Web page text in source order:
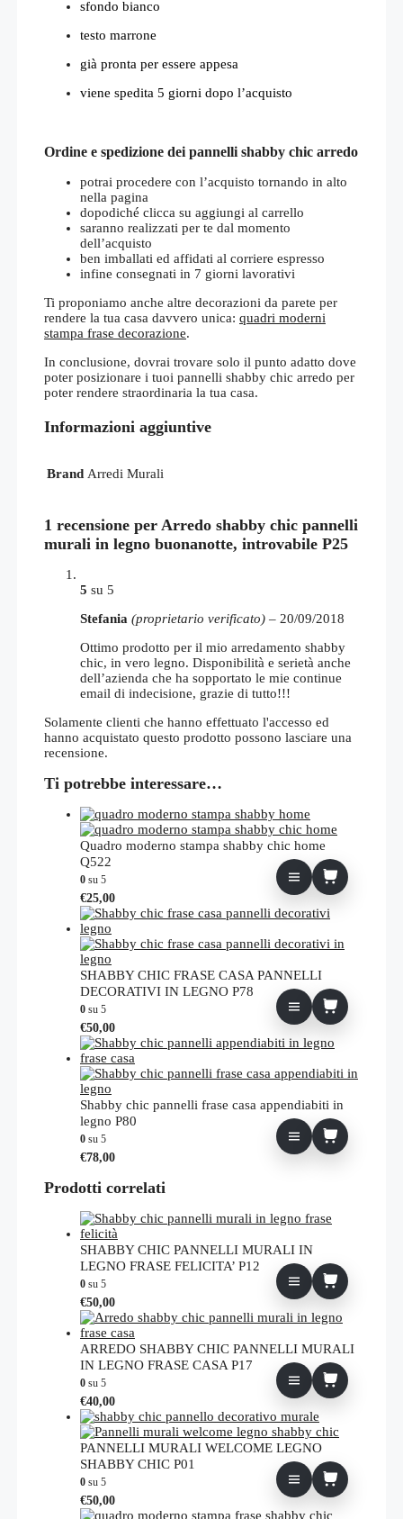
sfondo bianco
testo marrone
già pronta per essere appesa
viene spedita 5 giorni dopo l’acquisto
Ordine e spedizione dei pannelli shabby chic arredo
potrai procedere con l’acquisto tornando in alto
nella pagina
dopodiché clicca su aggiungi al carrello
saranno realizzati per te dal momento
dell’acquisto
ben imballati ed affidati al corriere espresso
infine consegnati in 7 giorni lavorativi
Ti proponiamo anche altre decorazioni da parete per
rendere la tua casa davvero unica: quadri moderni
stampa frase decorazione.
In conclusione, dovrai trovare solo il punto adatto dove
poter posizionare i tuoi pannelli shabby chic arredo per
poter rendere straordinaria la tua casa.
Informazioni aggiuntive
Brand Arredi Murali
1 recensione per Arredo shabby chic pannelli
murali in legno buonanotte, introvabile P25
5 su 5
Stefania (proprietario verificato) – 20/09/2018
Ottimo prodotto per il mio arredamento shabby
chic, in vero legno. Disponibilità e serietà anche
dell’azienda che ha sopportato le mie continue
email di indecisione, grazie di tutto!!!
Solamente clienti che hanno effettuato l'accesso ed
hanno acquistato questo prodotto possono lasciare una
recensione.
Ti potrebbe interessare…
Quadro moderno stampa shabby chic home
Q522
0 su 5
€25,00
SHABBY CHIC FRASE CASA PANNELLI
DECORATIVI IN LEGNO P78
0 su 5
€50,00
Shabby chic pannelli frase casa appendiabiti in
legno P80
0 su 5
€78,00
Prodotti correlati
SHABBY CHIC PANNELLI MURALI IN
LEGNO FRASE FELICITA’ P12
0 su 5
€50,00
ARREDO SHABBY CHIC PANNELLI MURALI
IN LEGNO FRASE CASA P17
0 su 5
€40,00
PANNELLI MURALI WELCOME LEGNO
SHABBY CHIC P01
0 su 5
€50,00